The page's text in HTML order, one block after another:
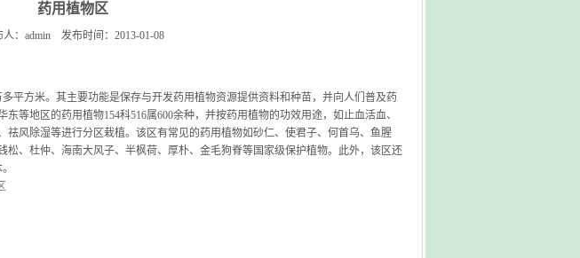
药用植物区
人：admin 发布时间：2013-01-08
平方米。其主要功能是保存与开发药用植物资源提供资料和种苗，并向人们普及药
等地区的药用植物154科516属600余种，并按药用植物的功效用途，如止血活血、
风除湿等进行分区栽植。该区有常见的药用植物如砂仁、使君子、何首乌、鱼腥
、杜仲、海南大风子、半枫荷、厚朴、金毛狗脊等国家级保护植物。此外，该区还